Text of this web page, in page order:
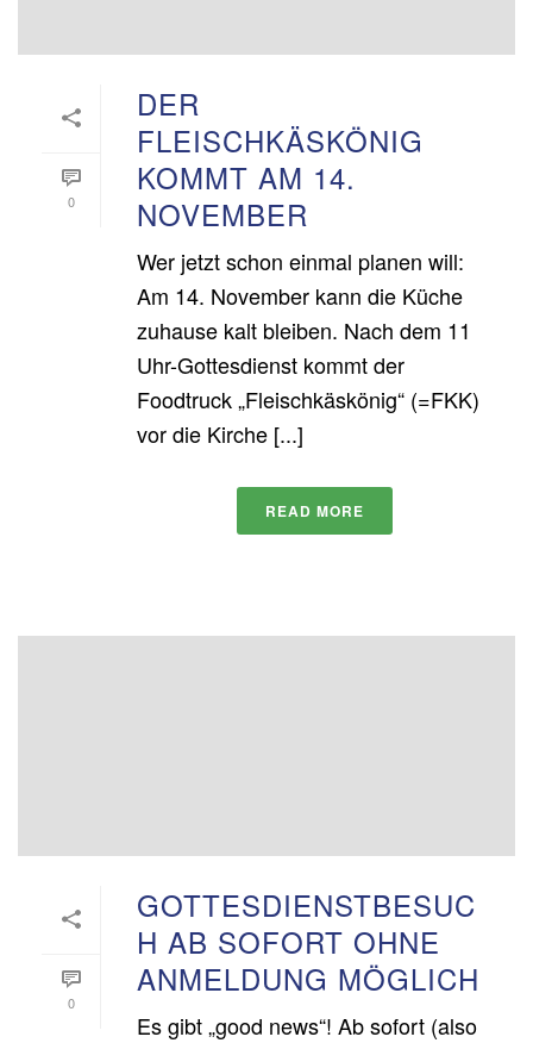
0
DER
FLEISCHKÄSKÖNIG
KOMMT AM 14.
NOVEMBER
Wer jetzt schon einmal planen will:
Am 14. November kann die Küche
zuhause kalt bleiben. Nach dem 11
Uhr-Gottesdienst kommt der
Foodtruck „Fleischkäskönig“ (=FKK)
vor die Kirche [...]
READ MORE
0
GOTTESDIENSTBESUC
H AB SOFORT OHNE
ANMELDUNG MÖGLICH
Es gibt „good news“! Ab sofort (also